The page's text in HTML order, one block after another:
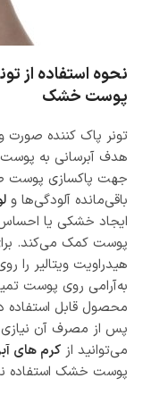
نحوه استفاده از
پوست خشک
تونر پاک کننده صورت
هدف آبرسانی به
جهت پاکسازی پوست
باقی‌مانده آلودگی‌ها و
ایجاد خشکی یا
پوست کمک می‌کند. برای
هیدراویت ویتالیر را
به‌آرامی روی پوست
محصول قابل استفاده
پس از مصرف آن
می‌توانید از کرم های
پوست خشک استفاده